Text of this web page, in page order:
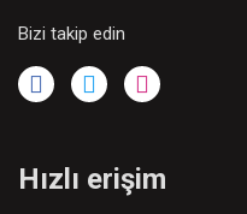
Bizi takip edin
Hızlı erişim